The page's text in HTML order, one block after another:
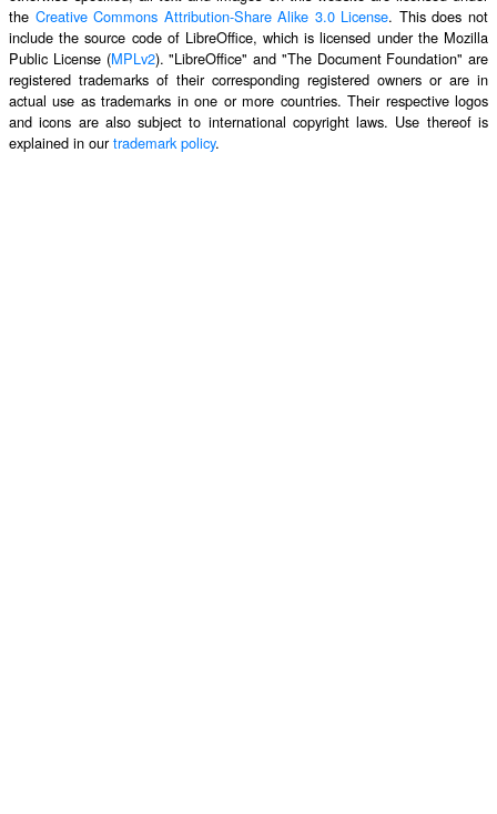
the Creative Commons Attribution-Share Alike 3.0 License. This does not
include the source code of LibreOffice, which is licensed under the Mozilla
Public License (MPLv2). "LibreOffice" and "The Document Foundation" are
registered trademarks of their corresponding registered owners or are in
actual use as trademarks in one or more countries. Their respective logos
and icons are also subject to international copyright laws. Use thereof is
explained in ourtrademark policy.